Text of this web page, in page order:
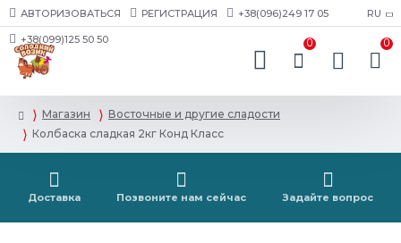
АВТОРИЗОВАТЬСЯ РЕГИСТРАЦИЯ +38(096)249 17 05
+38(099)125 50 50
RU
0 0
Магазин
Восточные и другие сладости
Колбаска сладкая 2кг Конд Класс
Доставка Позвоните нам сейчас Задайте вопрос